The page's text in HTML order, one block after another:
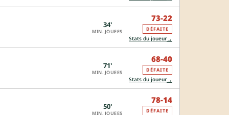
34'
MIN. JOUEES
73-22
DÉFAITE
Stats du joueur→
71'
MIN. JOUEES
68-40
DÉFAITE
Stats du joueur→
50'
MIN. JOUEES
78-14
DÉFAITE